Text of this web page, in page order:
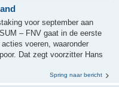
voor september aan
– FNV gaat in de eerste
voeren, waaronder
Dat zegt voorzitter Hans
Spring naar bericht